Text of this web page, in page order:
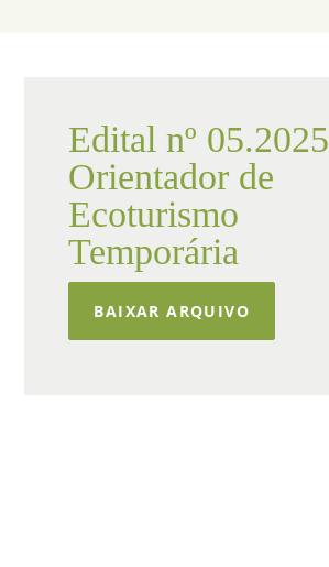
Edital nº 05.2025
Orientador de
Ecoturismo
Temporária
BAIXAR ARQUIVO